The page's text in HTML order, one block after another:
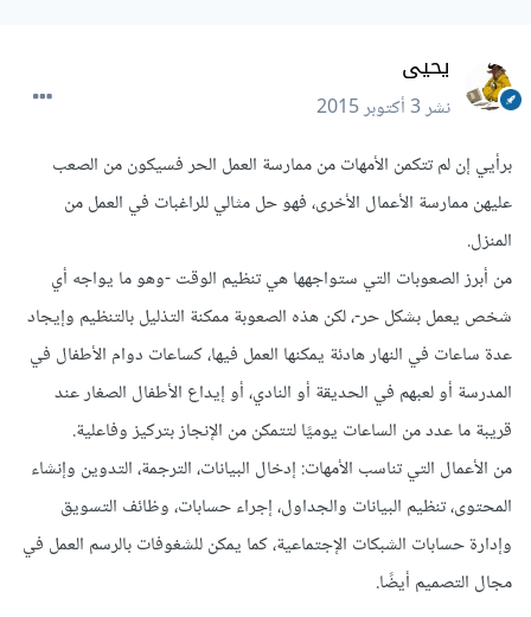
يحيى
نشر3 أكتوبر 2015
برأيي إن لم تتكمن الأمهات من ممارسة العمل الحر فسيكون من الصعب
عليهن ممارسة الأعمال الأخرى، فهو حل مثالي للراغبات في العمل من
المنزل.
من أبرز الصعوبات التي ستواجهها هي تنظيم الوقت -وهو ما يواجه أي
شخص يعمل بشكل حر-، لكن هذه الصعوبة ممكنة التذليل بالتنظيم وإيجاد
عدة ساعات في النهار هادئة يمكنها العمل فيها، كساعات دوام الأطفال في
المدرسة أو لعبهم في الحديقة أو النادي، أو إيداع الأطفال الصغار عند
قريبة ما عدد من الساعات يوميًا لتتمكن من الإنجاز بتركيز وفاعلية.
من الأعمال التي تناسب الأمهات: إدخال البيانات، الترجمة، التدوين وإنشاء
المحتوى، تنظيم البيانات والجداول، إجراء حسابات، وظائف التسويق
وإدارة حسابات الشبكات الإجتماعية، كما يمكن للشغوفات بالرسم العمل في
مجال التصميم أيضًا.